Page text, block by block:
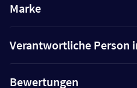
Marke
Verantwortliche Person
Bewertungen